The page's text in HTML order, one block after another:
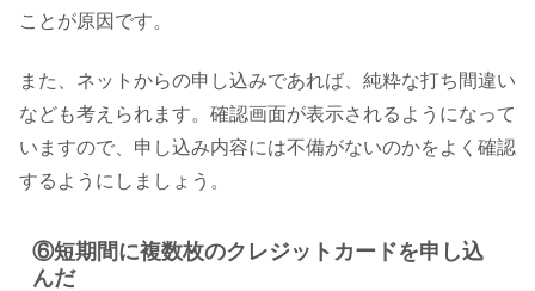
ことが原因です。
また、ネットからの申し込みであれば、純粋な打ち間違い
なども考えられます。確認画面が表示されるようになって
いますので、申し込み内容には不備がないのかをよく確認
するようにしましょう。
⑥短期間に複数枚のクレジットカードを申し込
んだ